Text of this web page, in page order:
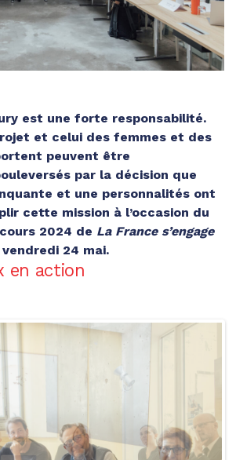
est une forte responsabilité.
et celui des femmes et des
peuvent être
par la décision que
et une personnalités ont
cette mission à l’occasion du
2024 de La France s’engage
24 mai.
en action